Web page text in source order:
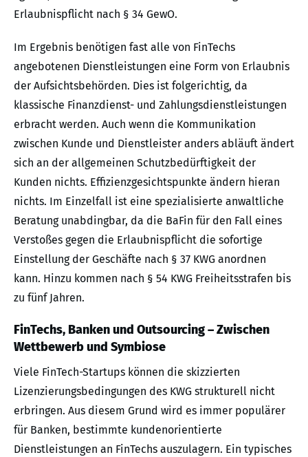
Erlaubnispflicht nach § 34 GewO.
Im Ergebnis benötigen fast alle von FinTechs
angebotenen Dienstleistungen eine Form von Erlaubnis
der Aufsichtsbehörden. Dies ist folgerichtig, da
klassische Finanzdienst- und Zahlungsdienstleistungen
erbracht werden. Auch wenn die Kommunikation
zwischen Kunde und Dienstleister anders abläuft ändert
sich an der allgemeinen Schutzbedürftigkeit der
Kunden nichts. Effizienzgesichtspunkte ändern hieran
nichts. Im Einzelfall ist eine spezialisierte anwaltliche
Beratung unabdingbar, da die BaFin für den Fall eines
Verstoßes gegen die Erlaubnispflicht die sofortige
Einstellung der Geschäfte nach § 37 KWG anordnen
kann. Hinzu kommen nach § 54 KWG Freiheitsstrafen bis
zu fünf Jahren.
FinTechs, Banken und Outsourcing – Zwischen
Wettbewerb und Symbiose
Viele FinTech-Startups können die skizzierten
Lizenzierungsbedingungen des KWG strukturell nicht
erbringen. Aus diesem Grund wird es immer populärer
für Banken, bestimmte kundenorientierte
Dienstleistungen an FinTechs auszulagern. Ein typisches